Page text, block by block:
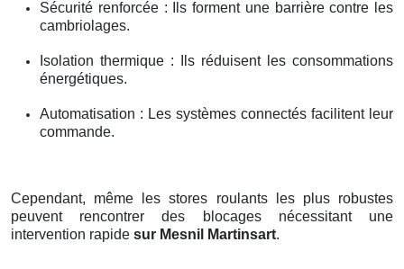
Sécurité renforcée : Ils forment une barrière contre les
cambriolages.
Isolation thermique : Ils réduisent les consommations
énergétiques.
Automatisation : Les systèmes connectés facilitent leur
commande.
Cependant, même les stores roulants les plus robustes
peuvent rencontrer des blocages nécessitant une
intervention rapide sur Mesnil Martinsart.